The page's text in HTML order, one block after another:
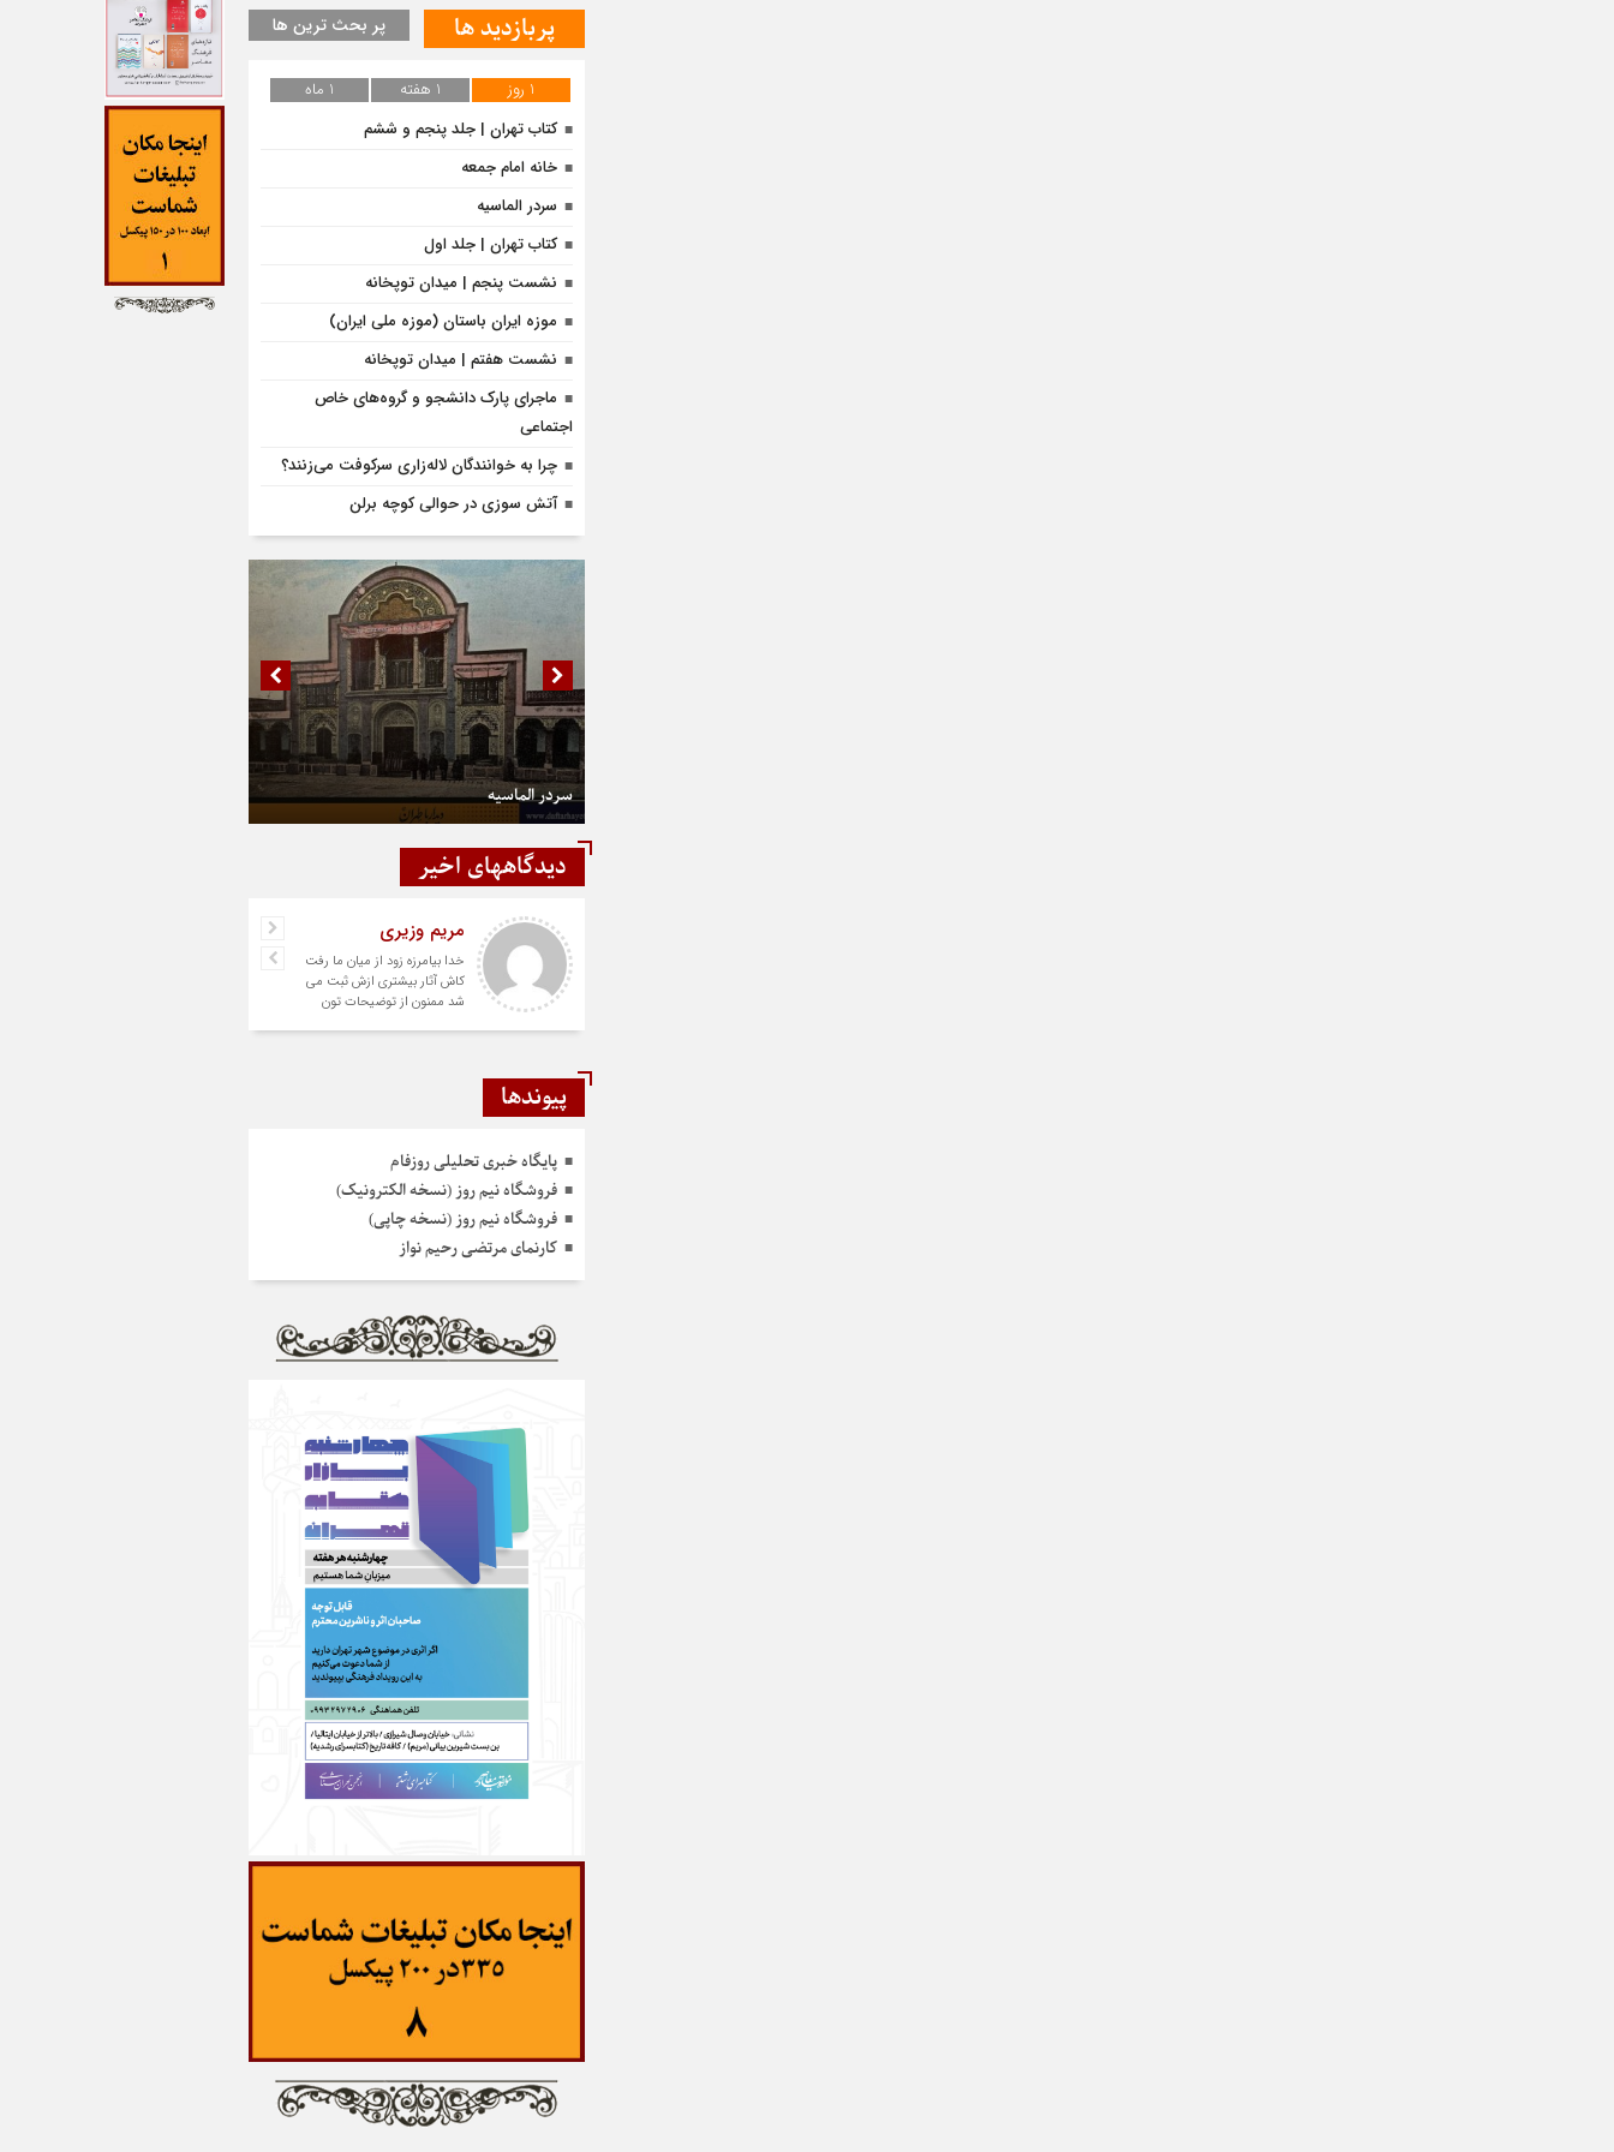
پربازدید ها پر بحث ترین ها
1 روز 1 هفته
1 ماه
کتاب تهران | جلد پنجم و ششم
خانه امام جمعه
سردر الماسیه
کتاب تهران | جلد اول
نشست پنجم | میدان توپخانه
موزه ایران باستان (موزه ملی ایران)
نشست هفتم | میدان توپخانه
ماجرای پارک دانشجو و گروه‌های خاص
اجتماعی
چرا به خوانندگان لاله‌زاری سرکوفت می‌زنند؟
آتش سوزی در حوالی کوچه برلن
سردر الماسیه
دیدگاههای اخیر
مریم وزیری
خدا بیامرزه زود از میان ما رفت
کاش آثار بیشتری ازش ثبت می
شد ممنون از توضیحات تون
پیوندها
پایگاه خبری تحلیلی روزفام
فروشگاه نیم روز (نسخه الکترونیک)
فروشگاه نیم روز (نسخه چاپی)
کارنمای مرتضی رحیم نواز